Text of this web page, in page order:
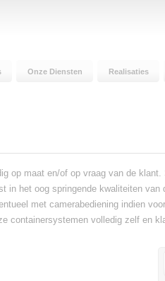
Onze Diensten Realisaties
op maat en/of op vraag van de
het oog springende kwaliteiten
met camerabediening indien
containersystemen volledig zelf en